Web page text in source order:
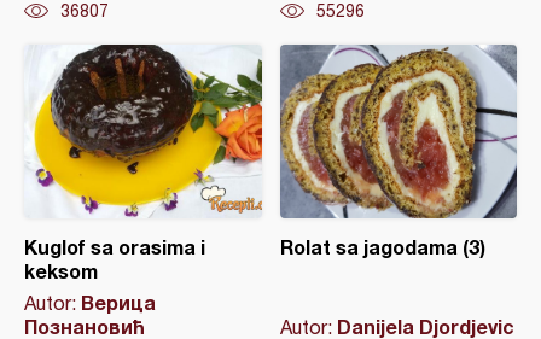
36807 55296
Kuglof sa orasima i
keksom
Autor: Верица
Познановић
Rolat sa jagodama (3)
Autor: Danijela Djordjevic